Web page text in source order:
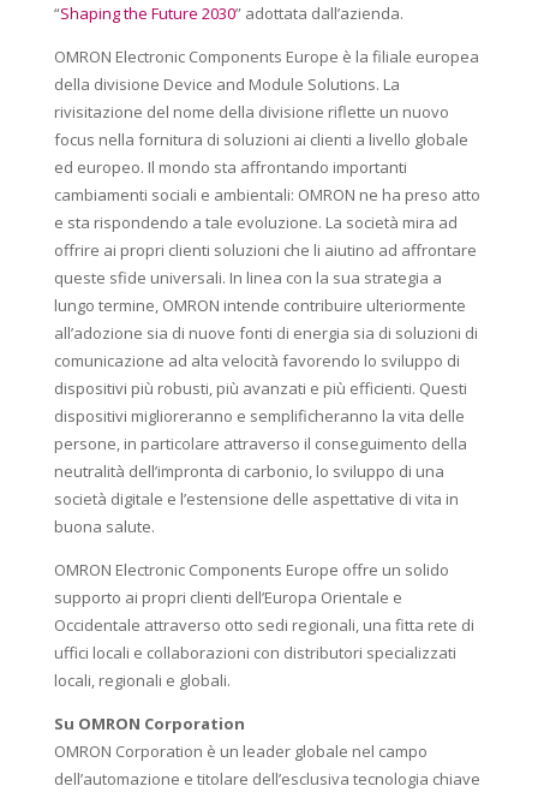
“Shaping the Future 2030” adottata dall’azienda.
OMRON Electronic Components Europe è la filiale europea
della divisione Device and Module Solutions. La
rivisitazione del nome della divisione riflette un nuovo
focus nella fornitura di soluzioni ai clienti a livello globale
ed europeo. Il mondo sta affrontando importanti
cambiamenti sociali e ambientali: OMRON ne ha preso atto
e sta rispondendo a tale evoluzione. La società mira ad
offrire ai propri clienti soluzioni che li aiutino ad affrontare
queste sfide universali. In linea con la sua strategia a
lungo termine, OMRON intende contribuire ulteriormente
all’adozione sia di nuove fonti di energia sia di soluzioni di
comunicazione ad alta velocità favorendo lo sviluppo di
dispositivi più robusti, più avanzati e più efficienti. Questi
dispositivi miglioreranno e semplificheranno la vita delle
persone, in particolare attraverso il conseguimento della
neutralità dell’impronta di carbonio, lo sviluppo di una
società digitale e l’estensione delle aspettative di vita in
buona salute.
OMRON Electronic Components Europe offre un solido
supporto ai propri clienti dell’Europa Orientale e
Occidentale attraverso otto sedi regionali, una fitta rete di
uffici locali e collaborazioni con distributori specializzati
locali, regionali e globali.
Su OMRON Corporation
OMRON Corporation è un leader globale nel campo
dell’automazione e titolare dell’esclusiva tecnologia chiave